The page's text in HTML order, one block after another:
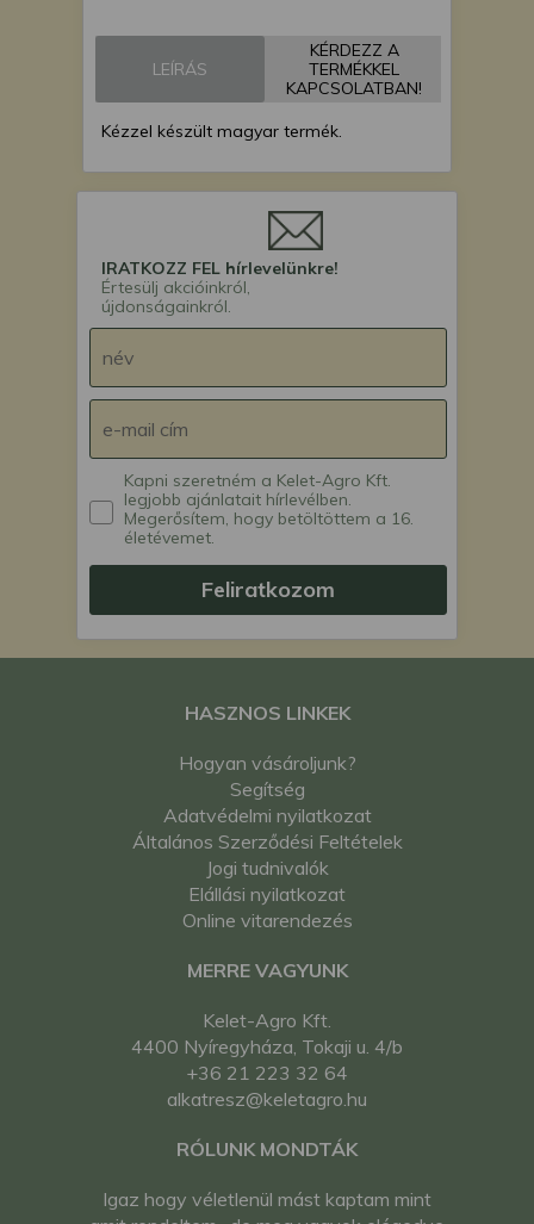
LEÍRÁS
KÉRDEZZ A
TERMÉKKEL
KAPCSOLATBAN!
Kézzel készült magyar termék.
IRATKOZZ FEL hírlevelünkre!
Értesülj akcióinkról,
újdonságainkról.
Kapni szeretném a Kelet-Agro Kft.
legjobb ajánlatait hírlevélben.
Megerősítem, hogy betöltöttem a 16.
életévemet.
Feliratkozom
HASZNOS LINKEK
Hogyan vásároljunk?
Segítség
Adatvédelmi nyilatkozat
Általános Szerződési Feltételek
Jogi tudnivalók
Elállási nyilatkozat
Online vitarendezés
MERRE VAGYUNK
Kelet-Agro Kft.
4400 Nyíregyháza, Tokaji u. 4/b
+36 21 223 32 64
alkatresz@keletagro.hu
RÓLUNK MONDTÁK
Igaz hogy véletlenül mást kaptam mint
bármikor megváltoztathatja a
beállításait.